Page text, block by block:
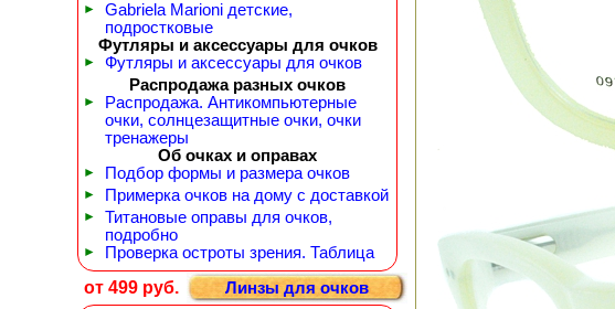
►
Gabriela Marioni детские,
подростковые
Футляры и аксессуары для очков
►
Футляры и аксессуары для очков
Распродажа разных очков
►
Распродажа. Антикомпьютерные
очки, солнцезащитные очки, очки
тренажеры
Об очках и оправах
► Подбор формы и размера очков
► Примерка очков на дому с доставкой
►
Титановые оправы для очков,
подробно
► Проверка остроты зрения. Таблица
от 499 руб.
Линзы для очков